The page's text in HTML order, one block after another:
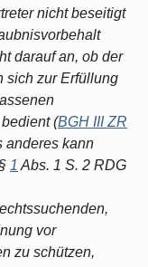
nicht beseitigt
darauf an, ob der
sich zur Erfüllung
(BGH III ZR
anderes kann
1 Abs. 1 S. 2 RDG
vor
zu schützen,